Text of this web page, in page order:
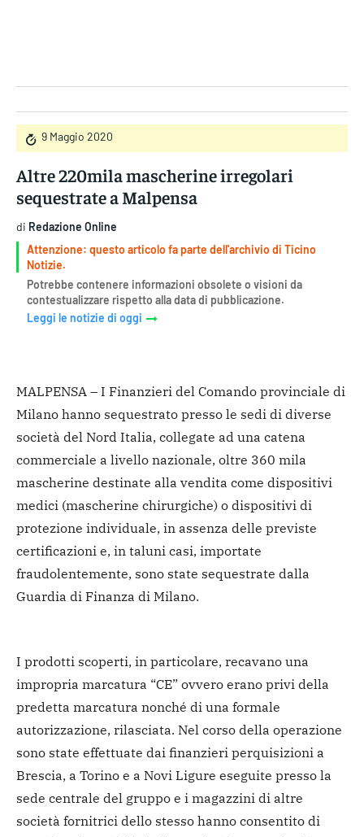
9 Maggio 2020
Altre 220mila mascherine irregolari
sequestrate a Malpensa
di Redazione Online
Attenzione: questo articolo fa parte dell'archivio di Ticino
Notizie.
Potrebbe contenere informazioni obsolete o visioni da
contestualizzare rispetto alla data di pubblicazione.
Leggi le notizie di oggi
MALPENSA – I Finanzieri del Comando provinciale di
Milano hanno sequestrato presso le sedi di diverse
società del Nord Italia, collegate ad una catena
commerciale a livello nazionale, oltre 360 mila
mascherine destinate alla vendita come dispositivi
medici (mascherine chirurgiche) o dispositivi di
protezione individuale, in assenza delle previste
certificazioni e, in taluni casi, importate
fraudolentemente, sono state sequestrate dalla
Guardia di Finanza di Milano.
I prodotti scoperti, in particolare, recavano una
impropria marcatura “CE” ovvero erano privi della
predetta marcatura nonché di una formale
autorizzazione, rilasciata. Nel corso della operazione
sono state effettuate dai finanzieri perquisizioni a
Brescia, a Torino e a Novi Ligure eseguite presso la
sede centrale del gruppo e i magazzini di altre
società fornitrici dello stesso hanno consentito di